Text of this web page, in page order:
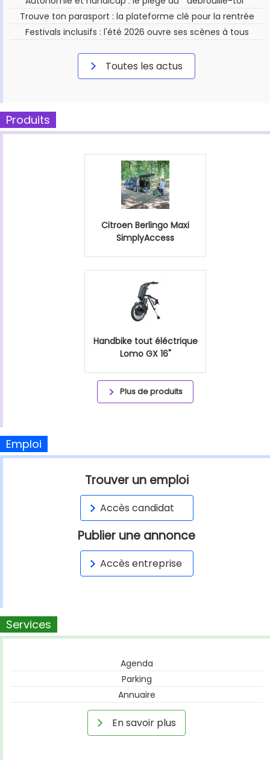
Trouve ton parasport : la plateforme clé pour la rentrée
Festivals inclusifs : l'été 2026 ouvre ses scènes à tous
Toutes les actus
Produits
Citroen Berlingo Maxi
SimplyAccess
Handbike tout éléctrique
Lomo GX 16"
Plus de produits
Emploi
Trouver un emploi
Accès candidat
Publier une annonce
Accès entreprise
Services
Agenda
Parking
Annuaire
En savoir plus